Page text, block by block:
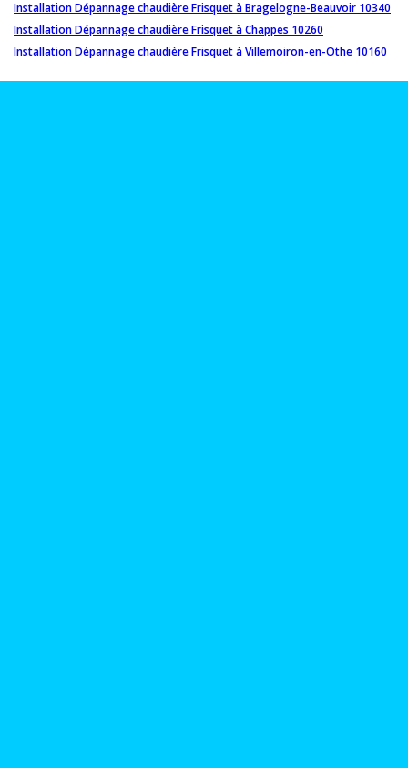
Installation Dépannage chaudière Frisquet à Bragelogne-Beauvoir 10340
Installation Dépannage chaudière Frisquet à Chappes 10260
Installation Dépannage chaudière Frisquet à Villemoiron-en-Othe 10160